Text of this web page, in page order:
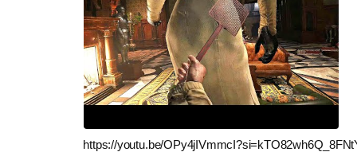
https://youtu.be/